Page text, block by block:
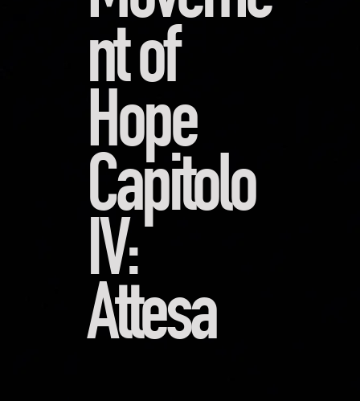
nt of
Hope
Capitolo
IV:
Attesa